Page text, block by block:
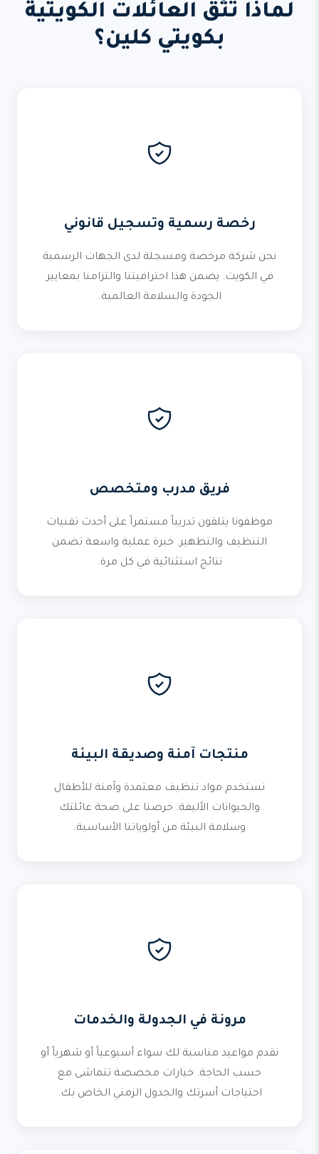
لماذا تثق العائلات الكويتية
بكويتي كلين؟
رخصة رسمية وتسجيل قانوني
نحن شركة مرخصة ومسجلة لدى الجهات الرسمية
في الكويت. يضمن هذا احترافيتنا والتزامنا بمعايير
الجودة والسلامة العالمية.
فريق مدرب ومتخصص
موظفونا يتلقون تدريباً مستمراً على أحدث تقنيات
التنظيف والتطهير. خبرة عملية واسعة تضمن
نتائج استثنائية في كل مرة.
منتجات آمنة وصديقة البيئة
نستخدم مواد تنظيف معتمدة وآمنة للأطفال
والحيوانات الأليفة. حرصنا على صحة عائلتك
وسلامة البيئة من أولوياتنا الأساسية.
مرونة في الجدولة والخدمات
نقدم مواعيد مناسبة لك سواء أسبوعياً أو شهرياً أو
حسب الحاجة. خيارات مخصصة تتماشى مع
احتياجات أسرتك والجدول الزمني الخاص بك.